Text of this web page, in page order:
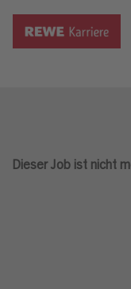
Dieser Job ist nicht